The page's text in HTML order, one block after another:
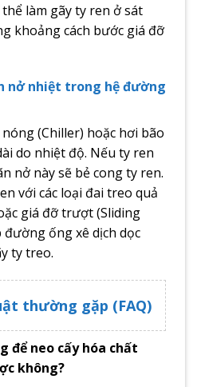
làm gãy ty ren ở sát
khoảng cách bước giá đỡ
nở nhiệt trong hệ đường
(Chiller) hoặc hơi bão
do nhiệt độ. Nếu ty ren
nở này sẽ bẻ cong ty ren.
với các loại đai treo quả
giá đỡ trượt (Sliding
ống xê dịch dọc
ty treo.
thường gặp (FAQ)
để neo cấy hóa chất
không?